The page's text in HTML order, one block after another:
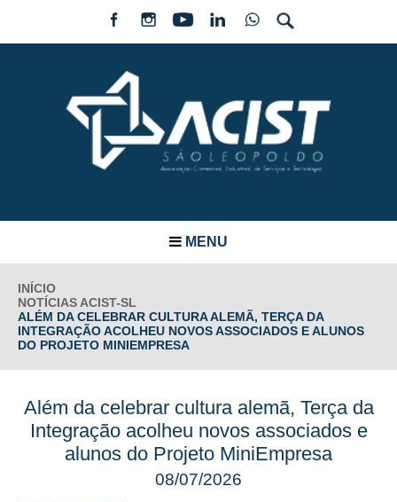
MENU
INÍCIO
NOTÍCIAS ACIST-SL
ALÉM DA CELEBRAR CULTURA ALEMÃ, TERÇA DA
INTEGRAÇÃO ACOLHEU NOVOS ASSOCIADOS E ALUNOS
DO PROJETO MINIEMPRESA
Além da celebrar cultura alemã, Terça da
Integração acolheu novos associados e
alunos do Projeto MiniEmpresa
08/07/2026